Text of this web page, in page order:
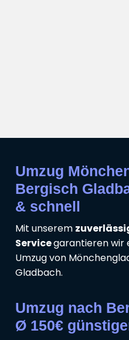
Umzug
Bergisch
& schnell
Mit unserem
Servicegarantieren wir
Umzug von
Gladbach.
Umzug nach
Ø 150€